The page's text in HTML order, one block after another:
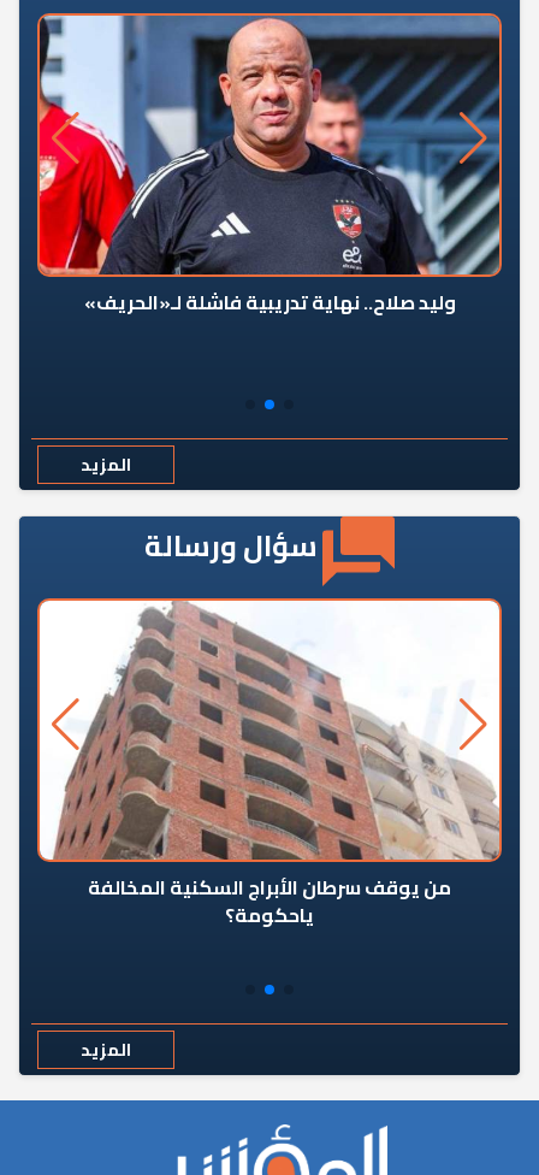
وليد صلاح.. نهاية تدريبية فاشلة لـ«الحريف»
المزيد
سؤال ورسالة
من يوقف سرطان الأبراج السكنية المخالفة
ياحكومة؟
المزيد